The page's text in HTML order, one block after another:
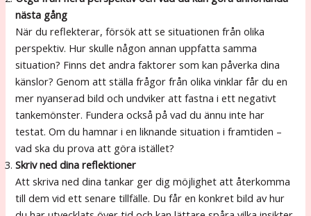
nästa gång
När du reflekterar, försök att se situationen från olika
perspektiv. Hur skulle någon annan uppfatta samma
situation? Finns det andra faktorer som kan påverka dina
känslor? Genom att ställa frågor från olika vinklar får du en
mer nyanserad bild och undviker att fastna i ett negativt
tankemönster. Fundera också på vad du ännu inte har
testat. Om du hamnar i en liknande situation i framtiden –
vad ska du prova att göra istället?
Skriv ned dina reflektioner
Att skriva ned dina tankar ger dig möjlighet att återkomma
till dem vid ett senare tillfälle. Du får en konkret bild av hur